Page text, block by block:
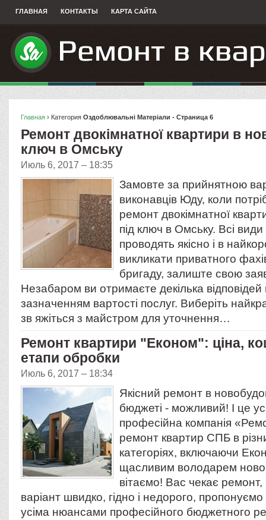
ГЛАВНАЯ КОНТАКТЫ КАРТА САЙТА
Главная › Категория Оздоблювальнi Матерiали - Страница 6
Ремонт двокімнатної квартири в
ключ в Омську
Июль 6, 2017 – 18:35
Замовте за прийнятною
виконавців Юду, коли
ремонт двокімнатної
під ключ в Омську. Всі види
проводять якісно і в
викликати приватного
бригаду, залиште свою
Незабаром ви отримаєте декілька відповідей
зазначенням вартості послуг. Виберіть
зв яжіться з майстром для уточнення…
Ремонт квартири "Економ": ціна,
етапи обробки
Июль 6, 2017 – 18:34
Якісний ремонт в
бюджеті - можливий! І це
професійна компанія
ремонт квартир СПБ в
категоріях, включаючи
щасливим володарем
вітаємо! Вас чекає
варіант швидко, гідно і недорого,
усіма нюансами професійного бюджетного